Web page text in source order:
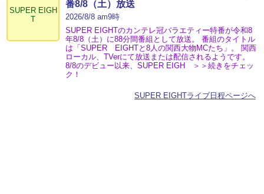
SUPER EIGH
T
番8/8（土）放送
2026/8/8 am9時
SUPER EIGHTのカンテレ冠バラエティー特番が令和8
年8/8（土）に88分間番組として放送。 番組のタイトル
は「SUPER EIGHTと8人の関西大物MCたち」。 関西
ローカル、TVerにて放送または配信されるようです。
8/8のデビュー以来、SUPER EIGH ＞＞続きをチェッ
ク！
SUPER EIGHTライブ日程ページへ